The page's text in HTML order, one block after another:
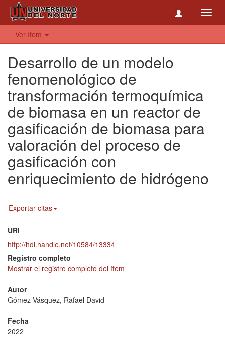
Ver ítem
Desarrollo de un modelo
fenomenológico de
transformación termoquímica
de biomasa en un reactor de
gasificación de biomasa para
valoración del proceso de
gasificación con
enriquecimiento de hidrógeno
Exportar citas
URI
http://hdl.handle.net/10584/13334
Registro completo
Mostrar el registro completo del ítem
Autor
Gómez Vásquez, Rafael David
Fecha
2022